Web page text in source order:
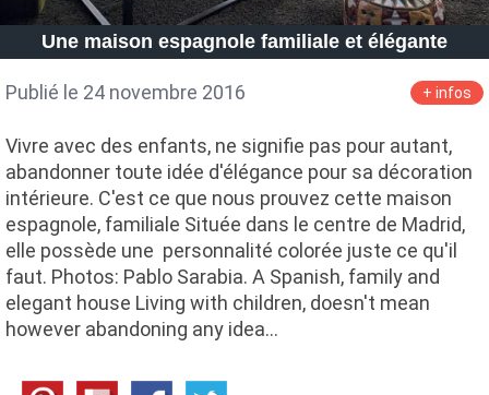
Une maison espagnole familiale et élégante
Publié le 24 novembre 2016 + infos
Vivre avec des enfants, ne signifie pas pour autant,
abandonner toute idée d'élégance pour sa décoration
intérieure. C'est ce que nous prouvez cette maison
espagnole, familiale Située dans le centre de Madrid,
elle possède une personnalité colorée juste ce qu'il
faut. Photos: Pablo Sarabia. A Spanish, family and
elegant house Living with children, doesn't mean
however abandoning any idea…